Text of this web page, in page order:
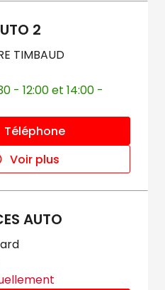
2
TIMBAUD
- 12:00 et 14:00 -
Téléphone
Voir plus
AUTO